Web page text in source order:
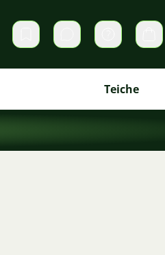
Direktnachrichten
Teiche